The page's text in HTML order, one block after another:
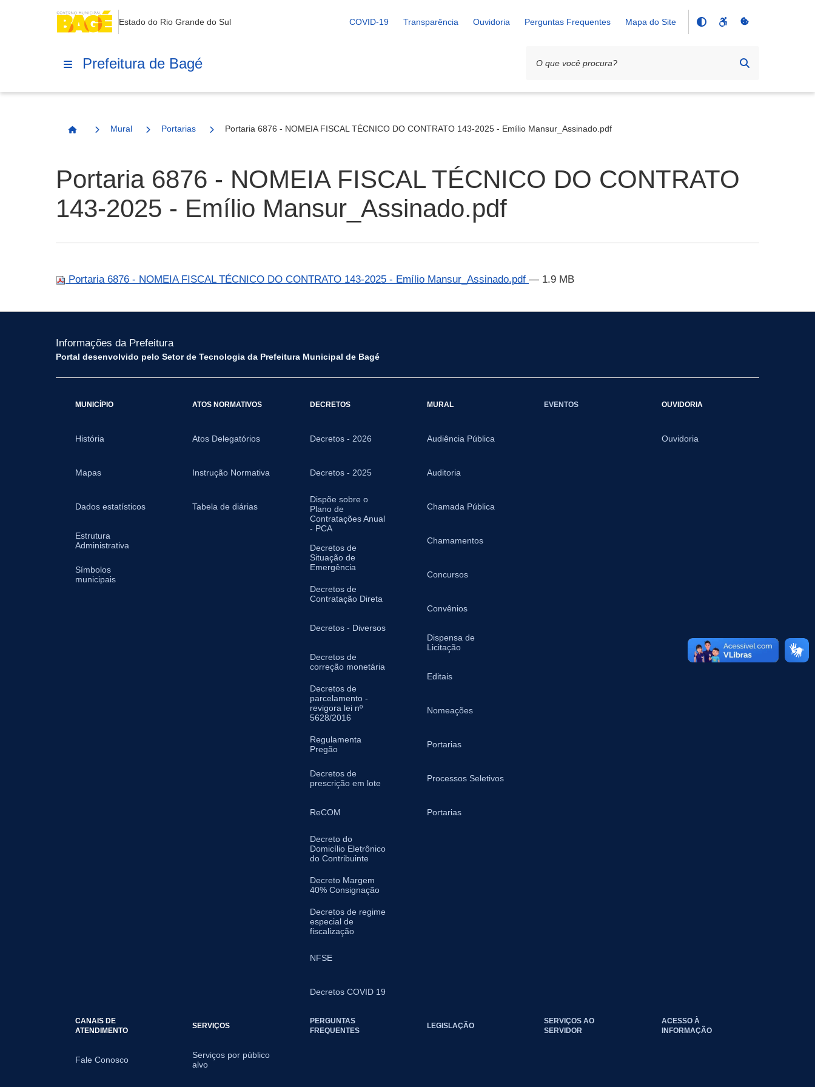
Estado do Rio Grande do Sul COVID-19 Transparência Ouvidoria Perguntas Frequentes Mapa do Site
Prefeitura de Bagé
Página Inicial
Mural Portarias Portaria 6876 - NOMEIA FISCAL TÉCNICO DO CONTRATO 143-2025 - Emílio Mansur_Assinado.pdf
Portaria 6876 - NOMEIA FISCAL TÉCNICO DO CONTRATO
143-2025 - Emílio Mansur_Assinado.pdf
Portaria 6876 - NOMEIA FISCAL TÉCNICO DO CONTRATO 143-2025 - Emílio Mansur_Assinado.pdf — 1.9 MB
Informações da Prefeitura
Portal desenvolvido pelo Setor de Tecnologia da Prefeitura Municipal de Bagé
MUNICÍPIO
História
Mapas
Dados estatísticos
Estrutura
Administrativa
Símbolos
municipais
ATOS NORMATIVOS
Atos Delegatórios
Instrução Normativa
Tabela de diárias
DECRETOS
Decretos - 2026
Decretos - 2025
Dispõe sobre o
Plano de
Contratações Anual
- PCA
Decretos de
Situação de
Emergência
Decretos de
Contratação Direta
Decretos - Diversos
Decretos de
correção monetária
Decretos de
parcelamento -
revigora lei nº
5628/2016
Regulamenta
Pregão
Decretos de
prescrição em lote
ReCOM
Decreto do
Domicílio Eletrônico
do Contribuinte
Decreto Margem
40% Consignação
Decretos de regime
especial de
fiscalização
NFSE
Decretos COVID 19
MURAL
Audiência Pública
Auditoria
Chamada Pública
Chamamentos
Concursos
Convênios
Dispensa de
Licitação
Editais
Nomeações
Portarias
Processos Seletivos
Portarias
EVENTOS OUVIDORIA
Ouvidoria
CANAIS DE
ATENDIMENTO
Fale Conosco
SERVIÇOS
Serviços por público
alvo
PERGUNTAS
FREQUENTES
LEGISLAÇÃO
SERVIÇOS AO
SERVIDOR
ACESSO À
INFORMAÇÃO